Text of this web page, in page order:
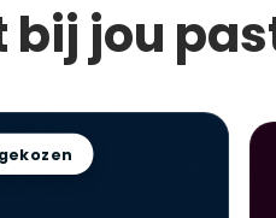
bij jou